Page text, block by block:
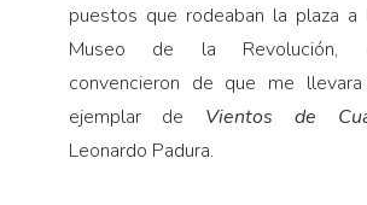
puestos que rodeaban la plaza
Museo de la Revolución,
convencieron de que me
ejemplar de Vientos de
Leonardo Padura.